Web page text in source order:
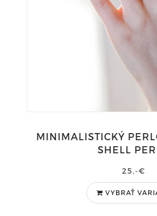
MINIMALISTICKÝ
SHELL
25,-€
VYBRAŤ